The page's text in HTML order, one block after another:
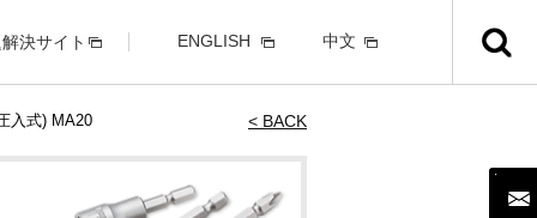
決サイト ENGLISH 中文
入式) MA20 < BACK